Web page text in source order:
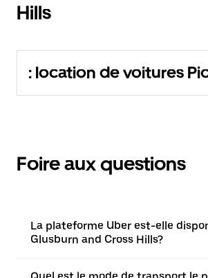
Hills
: location de voitures
Foire aux questions
La plateforme Uber est-elle
Glusburn and Cross Hills?